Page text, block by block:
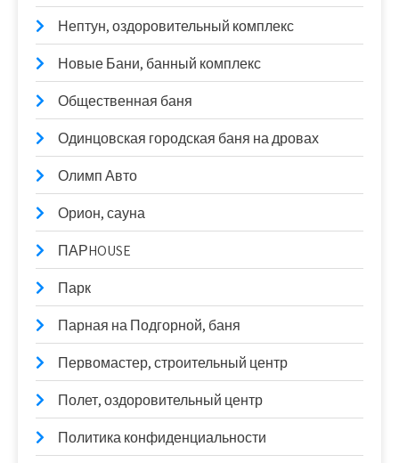
Нептун, оздоровительный комплекс
Новые Бани, банный комплекс
Общественная баня
Одинцовская городская баня на дровах
Олимп Авто
Орион, сауна
ПАРHOUSE
Парк
Парная на Подгорной, баня
Первомастер, строительный центр
Полет, оздоровительный центр
Политика конфиденциальности